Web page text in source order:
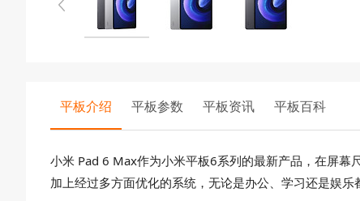
平板介绍 平板参数 平板资讯 平板百科
小米 Pad 6 Max作为小米平板6系列的最新产品，在屏
加上经过多方面优化的系统，无论是办公、学习还是娱乐